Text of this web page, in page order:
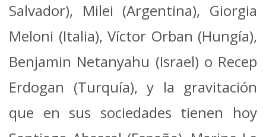
Salvador), Milei (Argentina), Giorgia
Meloni (Italia), Víctor Orban (Hungía),
Benjamin Netanyahu (Israel) o Recep
Erdogan (Turquía), y la gravitación
que en sus sociedades tienen hoy